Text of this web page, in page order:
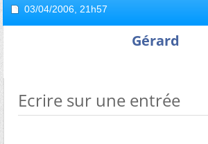
03/04/2006, 21h57
Gérard
Ecrire sur une entrée